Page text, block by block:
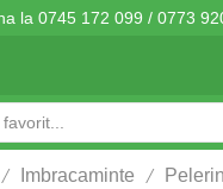
la 0745 172 099 / 0773
/ Imbracaminte /